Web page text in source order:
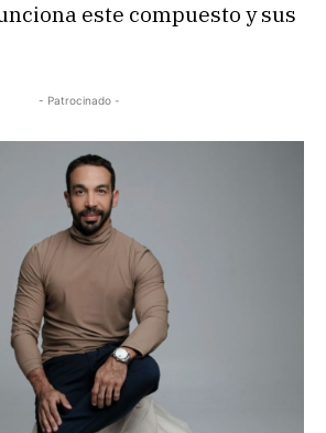
este compuesto y sus
- Patrocinado -